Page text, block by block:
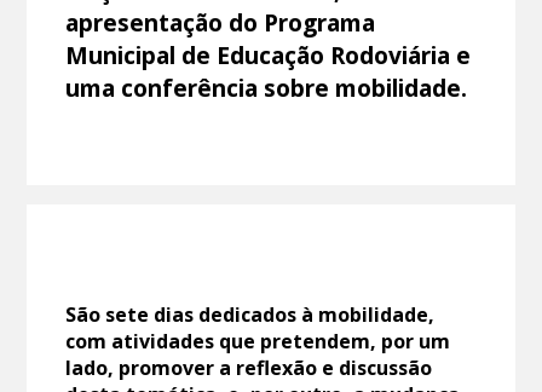
apresentação do Programa
Municipal de Educação Rodoviária e
uma conferência sobre mobilidade.
São sete dias dedicados à mobilidade,
com atividades que pretendem, por um
lado, promover a reflexão e discussão